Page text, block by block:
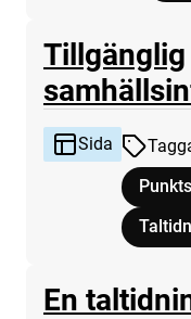
Tillgänglig
Sida
Tagg
tillhör
Tagg
tillhör
En